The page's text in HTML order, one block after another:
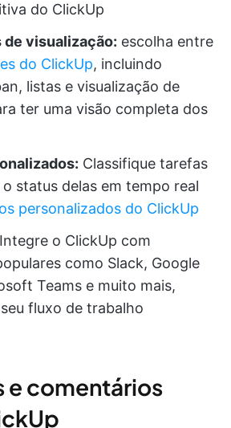
do ClickUp
de visualização: escolha entre
do ClickUp, incluindo
listas e visualização de
ter uma visão completa dos
Classifique tarefas
status delas em tempo real
personalizados do ClickUp
Integre o ClickUp com
como Slack, Google
Teams e muito mais,
fluxo de trabalho
e comentários